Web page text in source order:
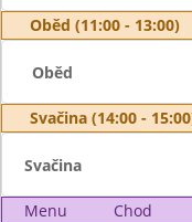
Oběd (11:00 - 13:00)
Oběd
Svačina (14:00 -
Svačina
Menu Chod